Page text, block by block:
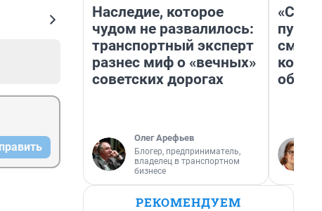
Наследие, которое
чудом не развалилось:
транспортный эксперт
разнес миф о «вечных»
советских дорогах
Олег Арефьев
Блогер, предприниматель,
владелец в транспортном
бизнесе
РЕКОМЕНДУЕМ